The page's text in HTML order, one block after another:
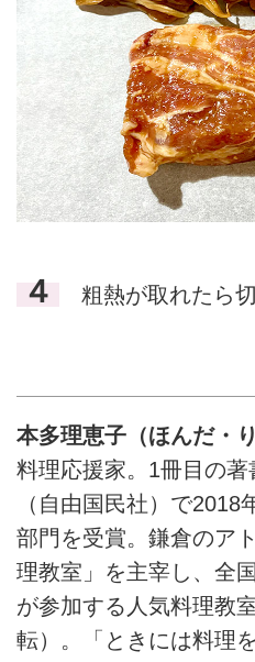
４ 粗熱が取れたら切
本多理恵子（ほんだ・り
料理応援家。1冊目の著
（自由国民社）で2018
部門を受賞。鎌倉のア
理教室」を主宰し、全
が参加する人気料理教
転）。「ときには料理